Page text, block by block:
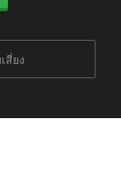
สี่ยง